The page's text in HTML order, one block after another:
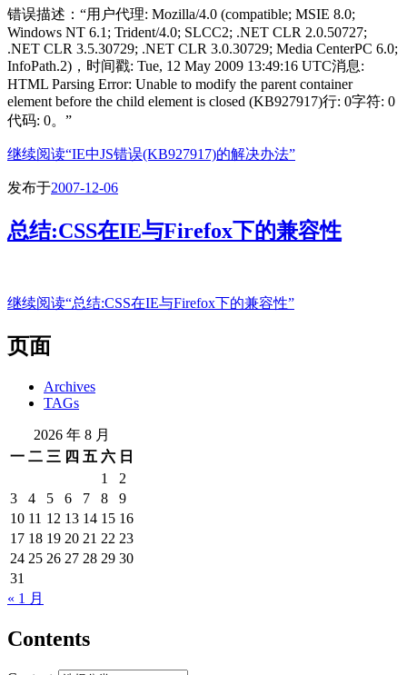
错误描述：“用户代理: Mozilla/4.0 (compatible; MSIE 8.0;
Windows NT 6.1; Trident/4.0; SLCC2; .NET CLR 2.0.50727;
.NET CLR 3.5.30729; .NET CLR 3.0.30729; Media CenterPC 6.0;
InfoPath.2)，时间戳: Tue, 12 May 2009 13:49:16 UTC消息:
HTML Parsing Error: Unable to modify the parent container
element before the child element is closed (KB927917)行: 0字符: 0
代码: 0。”
继续阅读“IE中JS错误(KB927917)的解决办法”
发布于2007-12-06
总结:CSS在IE与Firefox下的兼容性
继续阅读“总结:CSS在IE与Firefox下的兼容性”
页面
Archives
TAGs
2026 年 8 月
一 二 三 四 五 六 日
1
2
3
4 5 6 7 8
9
10 11 12 13 14 15 16
17 18 19 20 21 22 23
24 25 26 27 28 29 30
31
« 1 月
Contents